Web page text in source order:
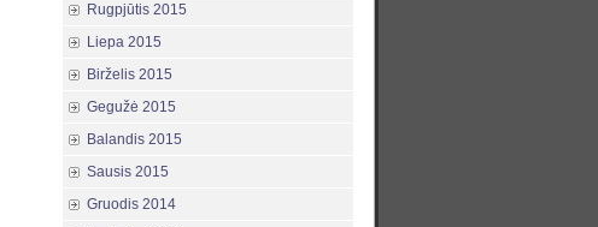
Rugpjūtis 2015
Liepa 2015
Birželis 2015
Gegužė 2015
Balandis 2015
Sausis 2015
Gruodis 2014